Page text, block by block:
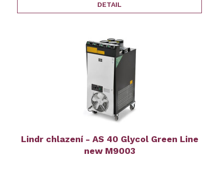
DETAIL
Lindr chlazení - AS 40 Glycol Green Line
new M9003